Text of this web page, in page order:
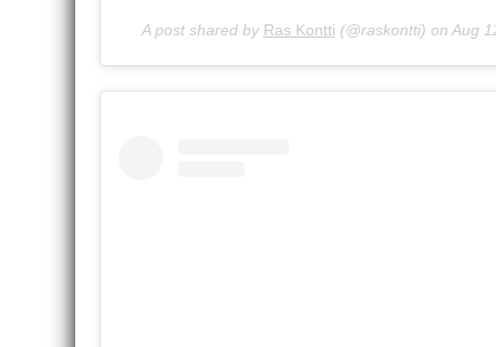
A post shared by Ras Kontti (@raskontti) on Aug